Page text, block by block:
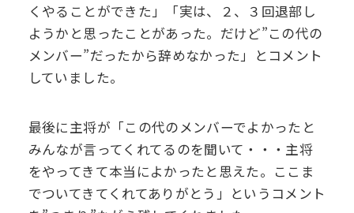
くやることができた」「実は、２、３回退部し
ようかと思ったことがあった。だけど”この代の
メンバー”だったから辞めなかった」とコメント
していました。
最後に主将が「この代のメンバーでよかったと
みんなが言ってくれてるのを聞いて・・・主将
をやってきて本当によかったと思えた。ここま
でついてきてくれてありがとう」というコメント